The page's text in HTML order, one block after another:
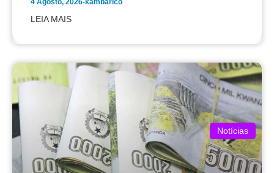
LEIA MAIS
Notícias